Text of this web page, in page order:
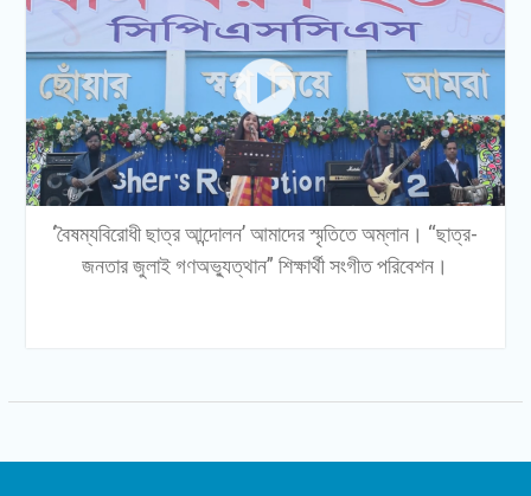
‘বৈষম্যবিরোধী ছাত্র আন্দোলন’ আমাদের স্মৃতিতে অম্লান। “ছাত্র-
জনতার জুলাই গণঅভ্যুত্থান” শিক্ষার্থী সংগীত পরিবেশন।